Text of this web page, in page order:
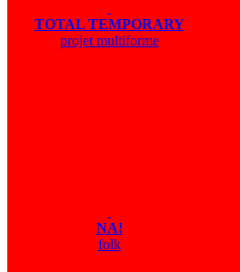
TOTAL TEMPORARY
projet multiforme
NA!
folk